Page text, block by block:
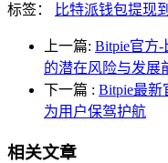
标签： 比特派钱包提现
上一篇: Bitpie官方
的潜在风险与发展
下一篇 : Bitpie最新
为用户保驾护航
相关文章